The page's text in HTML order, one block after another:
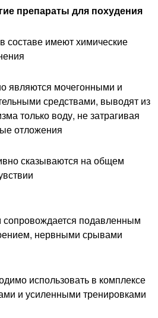
препараты для похудения
составе имеют химические
являются мочегонными и
средствами, выводят из
только воду, не затрагивая
отложения
сказываются на общем
подавленным
нервными срывами
использовать в комплексе
и усиленными тренировками